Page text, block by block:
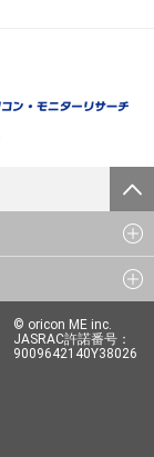
© oricon ME inc.
JASRAC許諾番号：
9009642140Y38026